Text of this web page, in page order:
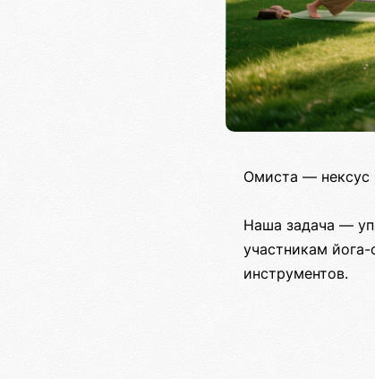
Омиста — нексус
Наша задача —
участникам
инструментов.